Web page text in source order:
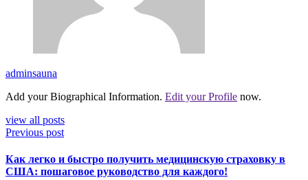
adminsauna
Add your Biographical Information. Edit your Profile now.
view all posts
Previous post
Как легко и быстро получить медицинскую страховку в
США: пошаговое руководство для каждого!